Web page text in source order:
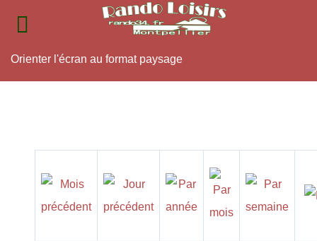
Orienter l'écran au format paysage